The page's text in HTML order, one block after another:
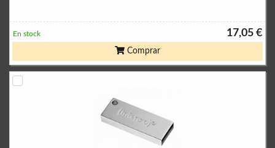
17,05 €
En stock
Comprar